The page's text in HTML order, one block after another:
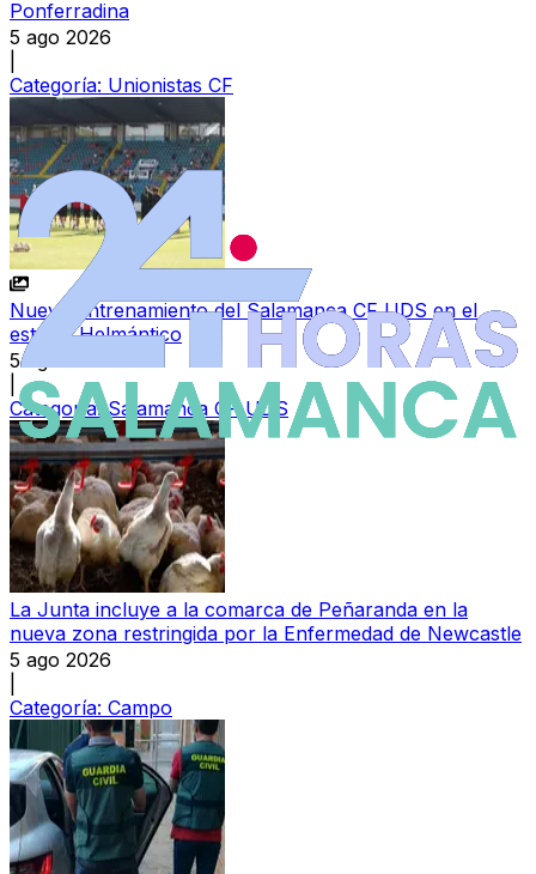
Ponferradina
5 ago 2026
Categoría: Unionistas CF
Nuevo entrenamiento del Salamanca CF UDS en el
estadio Helmántico
5 ago 2026
Categoría:Salamanca CF UDS
La Junta incluye a la comarca de Peñaranda en la
nueva zona restringida por la Enfermedad de Newcastle
5 ago 2026
Categoría: Campo